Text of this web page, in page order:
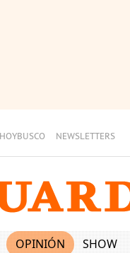
HOYBUSCO NEWSLETTERS
OPINIÓN SHOW